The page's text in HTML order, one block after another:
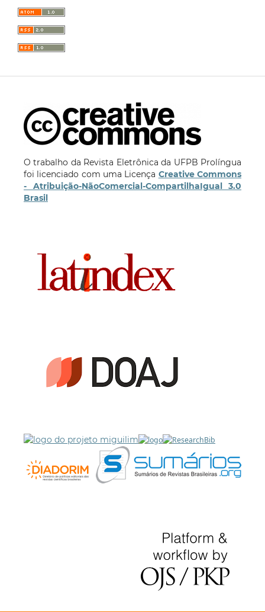
O trabalho da Revista Eletrônica da UFPB Prolíngua
foi licenciado com uma Licença Creative Commons
- Atribuição-NãoComercial-CompartilhaIgual 3.0
Brasil